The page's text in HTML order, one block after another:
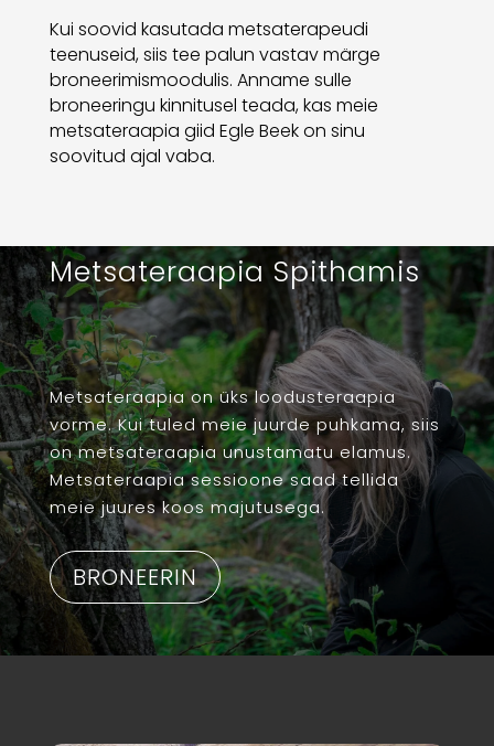
Kui soovid kasutada metsaterapeudi
teenuseid, siis tee palun vastav märge
broneerimismoodulis. Anname sulle
broneeringu kinnitusel teada, kas meie
metsateraapia giid Egle Beek on sinu
soovitud ajal vaba.
Metsateraapia Spithamis
Metsateraapia on üks loodusteraapia
vorme.Kui tuled meie juurde puhkama, siis
on metsateraapia unustamatu elamus.
Metsateraapia sessioone saad tellida
meie juures koos majutusega.
BRONEERIN